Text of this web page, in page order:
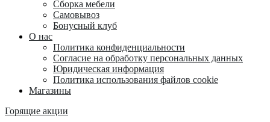
Сборка мебели
Самовывоз
Бонусный клуб
О нас
Политика конфиденциальности
Согласие на обработку персональных данных
Юридическая информация
Политика использования файлов cookie
Магазины
Горящие акции